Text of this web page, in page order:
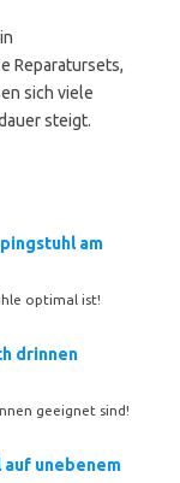
Reparatursets,
sich viele
steigt.
am
optimal ist!
drinnen
geeignet sind!
unebenem